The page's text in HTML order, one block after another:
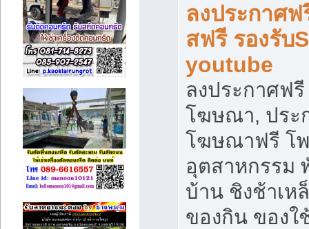
ลงประกาศ
สฟรี รองรับ
youtube
ลงประกาศฟ
โฆษณา, ประ
โฆษณาฟรี โ
อุตสาหกรรม
บ้าน ชิงช้าเห
ของกิน ของใ